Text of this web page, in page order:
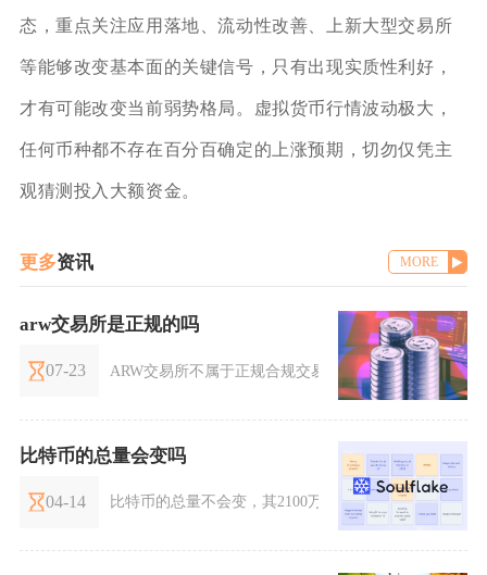
态，重点关注应用落地、流动性改善、上新大型交易所
等能够改变基本面的关键信号，只有出现实质性利好，
才有可能改变当前弱势格局。虚拟货币行情波动极大，
任何币种都不存在百分百确定的上涨预期，切勿仅凭主
观猜测投入大额资金。
更多资讯 MORE
arw交易所是正规的吗
07-23 ARW交易所不属于正规合规交易平台，无论从国内监
比特币的总量会变吗
04-14 比特币的总量不会变，其2100万枚的上限是被底层代码